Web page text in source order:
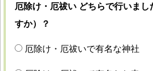
厄除け・厄祓い どちらで行いま
すか）？
厄除け・厄祓いで有名な神社